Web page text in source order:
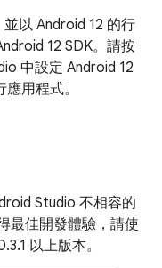
以 Android 12 的行
12 SDK。請按
中設定 Android 12
用程式。
Studio 不相容的
最佳開發體驗，請使
以上版本。